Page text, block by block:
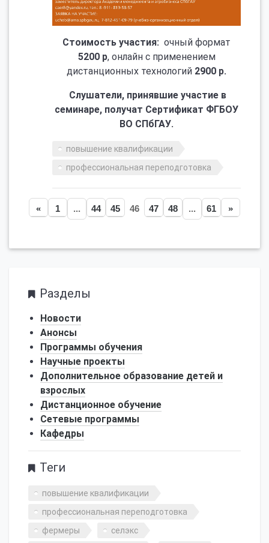
Стоимость участия: очный формат
5200 р, онлайн с применением
дистанционных технологий 2900 р.
Слушатели, принявшие участие в
семинаре, получат Сертификат ФГБОУ
ВО СПбГАУ.
повышение квалификации
профессиональная переподготовка
« 1 ... 44 45 46 47 48 ... 61 »
Разделы
Новости
Анонсы
Программы обучения
Научные проекты
Дополнительное образование детей и
взрослых
Дистанционное обучение
Сетевые программы
Кафедры
Теги
повышение квалификации
профессиональная переподготовка
фермеры
селэкс